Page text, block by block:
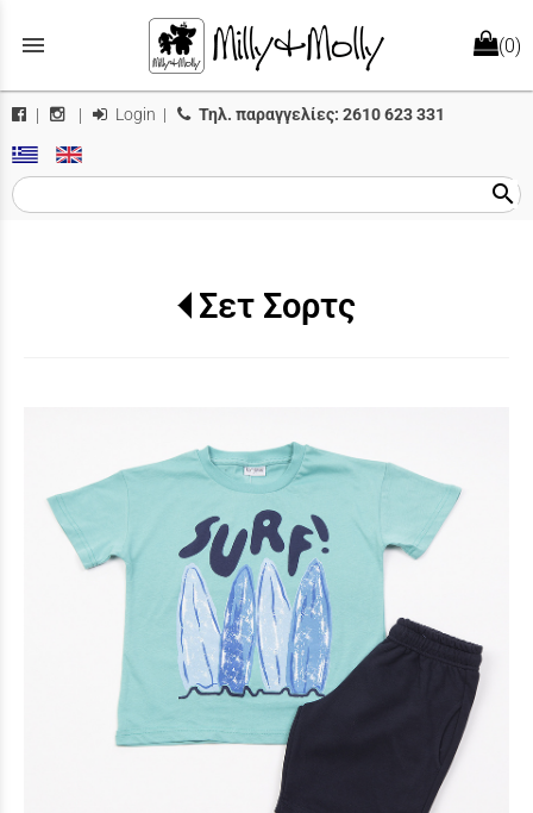
menu (0)
| | Login | Τηλ. παραγγελίες: 2610 623 331
search
Σετ Σορτς